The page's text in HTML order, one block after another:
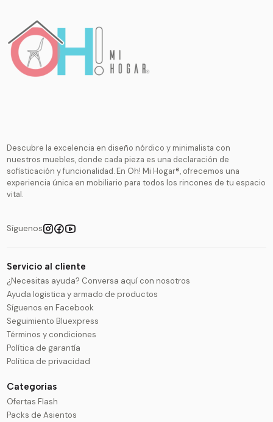
Descubre la excelencia en diseño nórdico y minimalista con
nuestros muebles, donde cada pieza es una declaración de
sofisticación y funcionalidad. En Oh! Mi Hogar®, ofrecemos una
experiencia única en mobiliario para todos los rincones de tu espacio
vital.
Síguenos
Servicio al cliente
¿Necesitas ayuda? Conversa aquí con nosotros
Ayuda logistica y armado de productos
Síguenos en Facebook
Seguimiento Bluexpress
Términos y condiciones
Política de garantía
Política de privacidad
Categorias
Ofertas Flash
Packs de Asientos